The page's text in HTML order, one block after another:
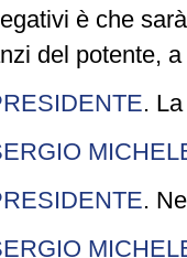
è che
del potente,
.
.